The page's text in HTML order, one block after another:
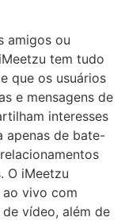
amigos ou
tem tudo
que os usuários
e mensagens de
interesses
apenas de bate-
O iMeetzu
vivo com
vídeo, além de